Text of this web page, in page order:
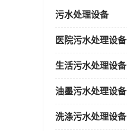
污水处理设备
医院污水处理设备
生活污水处理设备
油墨污水处理设备
洗涤污水处理设备